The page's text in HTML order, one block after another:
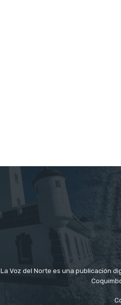
La Voz del Norte es una publicación